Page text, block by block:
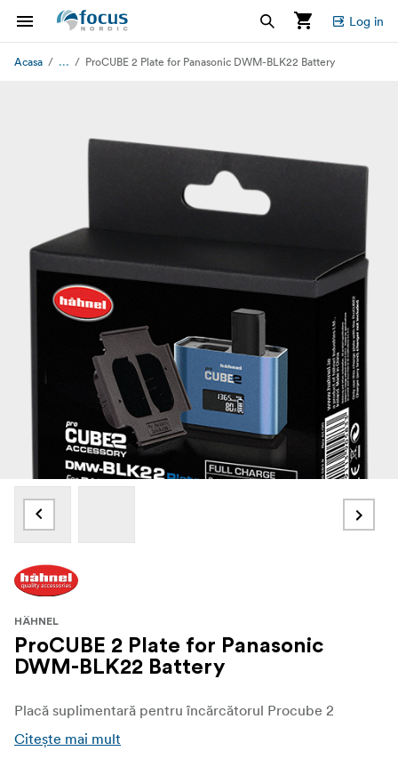
Log in
Acasa ... ProCUBE 2 Plate for Panasonic DWM-BLK22 Battery
HÄHNEL
ProCUBE 2 Plate for Panasonic
DWM-BLK22 Battery
Placă suplimentară pentru încărcătorul Procube 2
Citește mai mult